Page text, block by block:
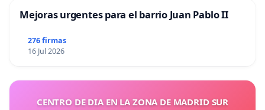
Mejoras urgentes para el barrio Juan Pablo II
276 firmas
16 Jul 2026
CENTRO DE DIA EN LA ZONA DE MADRID SUR